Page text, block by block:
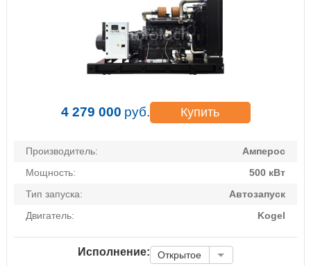
4 279 000 руб. Купить
Производитель:
Амперос
Мощность:
500 кВт
Тип запуска:
Автозапуск
Двигатель:
Kogel
Исполнение: Открытое